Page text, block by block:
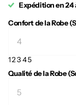
Expédition en 24
Confort de la Robe
12345
Qualité de la Robe